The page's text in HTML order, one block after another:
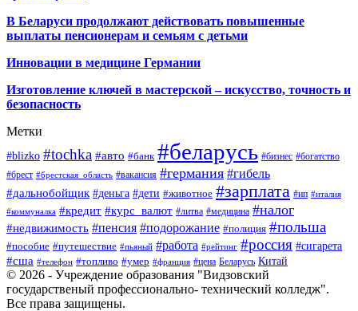
В Беларуси продолжают действовать повышенные
выплаты пенсионерам и семьям с детьми
Инновации в медицине Германии
Изготовление ключей в мастерской – искусство, точность и
безопасность
Метки
#blizko #tochka #авто #банк #беларусь #бизнес #богатство
#брест #брестская_область #вакансия #германия #гибель
#дальнобойщик #деньга #дети #животное #зарплата #ип #италия
#коммуналка #кредит #курс_валют #литва #медицина #налог
#недвижимость #пенсия #подорожание #полиция #польша
#пособие #путешествие #пьяный #работа #рейтинг #россия #сигарета
#сша #телефон #топливо #умер #франция #цена Беларусь Китай
© 2026 - Учреждение образования "Видзовский
государственый профессионально- технический колледж".
Все права защищены.